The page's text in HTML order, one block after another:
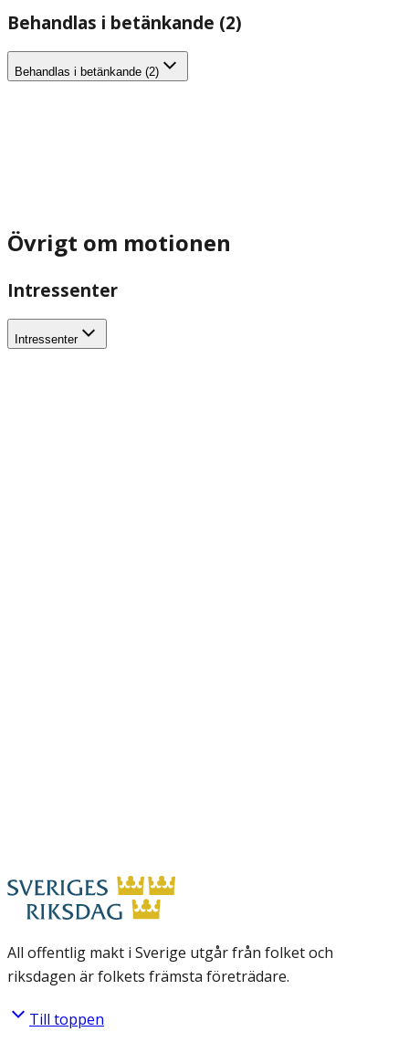
Behandlas i betänkande (2)
Behandlas i betänkande (2)
Övrigt om motionen
Intressenter
Intressenter
All offentlig makt i Sverige utgår från folket och
riksdagen är folkets främsta företrädare.
Till toppen